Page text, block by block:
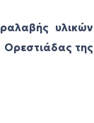
υλικών
της